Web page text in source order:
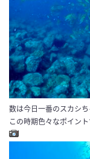
数は今日一番のスカシ
この時期色々なポイン